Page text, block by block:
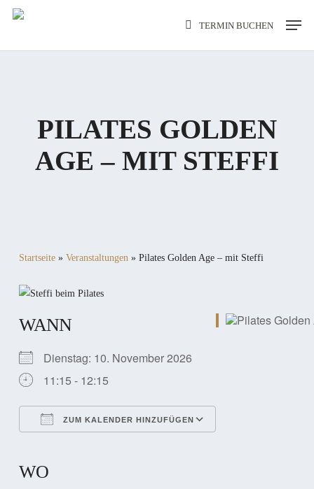
Skip
TERMIN BUCHEN
Menu
PILATES GOLDEN
AGE – MIT STEFFI
Startseite» Veranstaltungen» Pilates Golden Age – mit Steffi
WANN
Dienstag: 10. November 2026
11:15 - 12:15
ZUM KALENDER HINZUFÜGEN
WO